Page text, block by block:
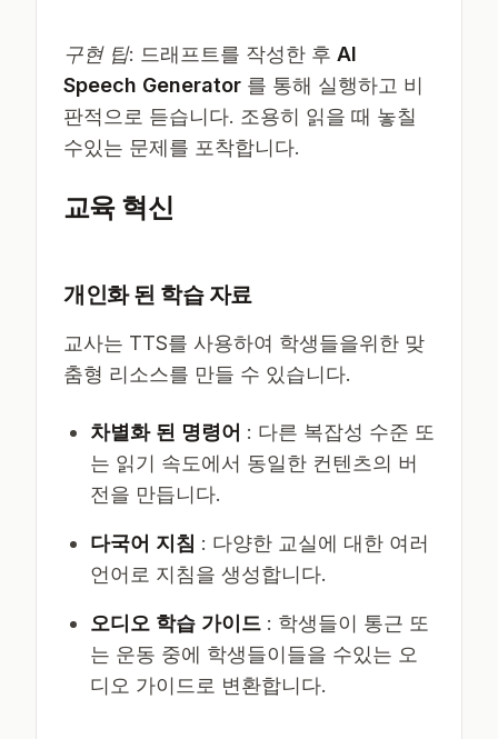
구현 팁: 드래프트를 작성한 후 AI
Speech Generator 를 통해 실행하고 비
판적으로 듣습니다. 조용히 읽을 때 놓칠
수있는 문제를 포착합니다.
교육 혁신
개인화 된 학습 자료
교사는 TTS를 사용하여 학생들을위한 맞
춤형 리소스를 만들 수 있습니다.
차별화 된 명령어 : 다른 복잡성 수준 또
는 읽기 속도에서 동일한 컨텐츠의 버
전을 만듭니다.
다국어 지침 : 다양한 교실에 대한 여러
언어로 지침을 생성합니다.
오디오 학습 가이드 : 학생들이 통근 또
는 운동 중에 학생들이들을 수있는 오
디오 가이드로 변환합니다.